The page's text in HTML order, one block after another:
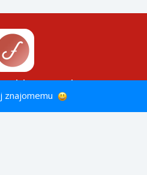
znajomemu
Filing
wygodniejsza